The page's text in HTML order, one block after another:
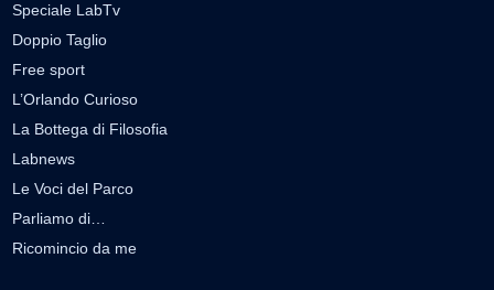
Speciale LabTv
Doppio Taglio
Free sport
L’Orlando Curioso
La Bottega di Filosofia
Labnews
Le Voci del Parco
Parliamo di…
Ricomincio da me